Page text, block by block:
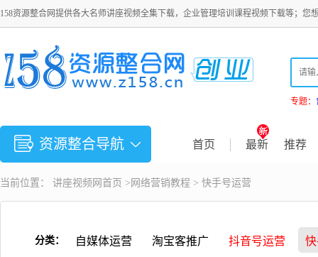
158资源整合网提供各大名师讲座视频全集下载，企业管理培训课程视频下载等；您
专题：
资源整合导航 首页 最新 推荐
当前位置： 讲座视频 网首页 > 网络营销教程 > 快手号运营
分类： 自媒体运营 淘宝客推广 抖音号运营